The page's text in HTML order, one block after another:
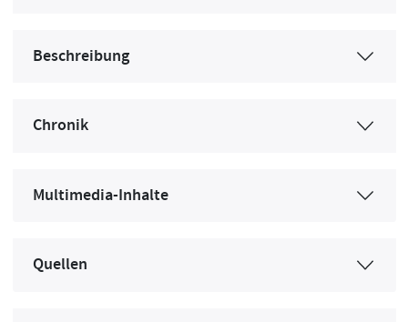
Beschreibung
Chronik
Multimedia-Inhalte
Quellen